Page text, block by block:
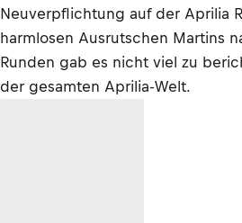
Neuverpflichtung auf der Aprilia
harmlosen Ausrutschen Martins
Runden gab es nicht viel zu
der gesamten Aprilia-Welt.